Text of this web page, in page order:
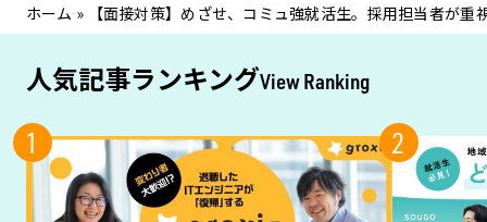
ホーム » 【面接対策】めざせ、コミュ強就活生。採用担当者が
人気記事ランキングView Ranking
1 2